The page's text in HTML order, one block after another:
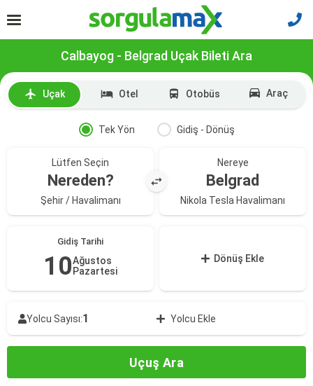
Calbayog - Belgrad Uçak Bileti Ara
Uçak Otel Otobüs Araç
Tek Yön Gidiş - Dönüş
Lütfen Seçin
Nereden?
Şehir / Havalimanı
Nereye
Belgrad
Nikola Tesla Havalimanı
Gidiş Tarihi
10Ağustos
Pazartesi
Dönüş Ekle
Yolcu Sayısı:1 Yolcu Ekle
Uçuş Ara